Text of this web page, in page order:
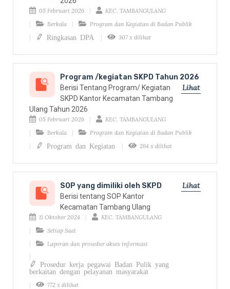
05 Februari 2026
KEC. TAMBANGULANG
Berkala
Program dan Kegiatan di Badan Publik
Ringkasan DPA
307 x dilihat
Program /kegiatan SKPD Tahun 2026
Lihat
Berisi Tentang Program/ Kegiatan
SKPD Kantor Kecamatan Tambang
Ulang Tahun 2026
05 Februari 2026
KEC. TAMBANGULANG
Berkala
Program dan Kegiatan di Badan Publik
Program dan Kegiatan
264 x dilihat
SOP yang dimiliki oleh SKPD Lihat
Berisi tentang SOP Kantor
Kecamatan Tambang Ulang
11 Oktober 2024
KEC. TAMBANGULANG
Setiap Saat
Laporan dan prosedur akses informasi
Prosedur kerja pegawai Badan Pulik yang
berkaitan dengan pelayanan masyarakat
772 x dilihat